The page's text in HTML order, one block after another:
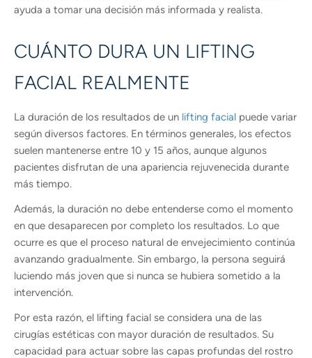
ayuda a tomar una decisión más informada y realista.
CUÁNTO DURA UN LIFTING
FACIAL REALMENTE
La duración de los resultados de un lifting facial puede variar
según diversos factores. En términos generales, los efectos
suelen mantenerse entre 10 y 15 años, aunque algunos
pacientes disfrutan de una apariencia rejuvenecida durante
más tiempo.
Además, la duración no debe entenderse como el momento
en que desaparecen por completo los resultados. Lo que
ocurre es que el proceso natural de envejecimiento continúa
avanzando gradualmente. Sin embargo, la persona seguirá
luciendo más joven que si nunca se hubiera sometido a la
intervención.
Por esta razón, el lifting facial se considera una de las
cirugías estéticas con mayor duración de resultados. Su
capacidad para actuar sobre las capas profundas del rostro